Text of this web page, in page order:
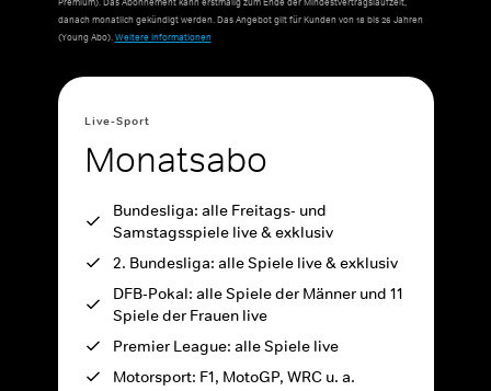
danach monatlich gekündigt werden. Das Angebot gilt für Kunden von 18 bis 26 Jahren
(Young Abo).Weitere Informationen
Live-Sport
Monatsabo
Bundesliga: alle Freitags- und
Samstagsspiele live & exklusiv
2. Bundesliga: alle Spiele live & exklusiv
DFB-Pokal: alle Spiele der Männer und 11
Spiele der Frauen live
Premier League: alle Spiele live
Motorsport: F1, MotoGP, WRC u. a.